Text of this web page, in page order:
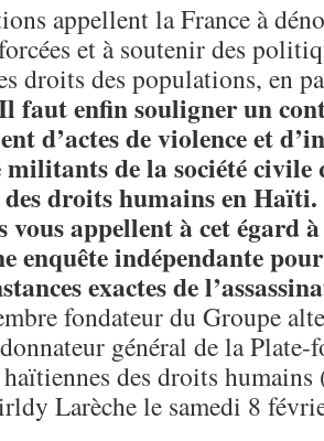
appellent la France à
et à soutenir des
droits des populations, en
faut enfin souligner un
d’actes de violence et
militants de la société
droits humains en Haïti.
vous appellent à cet égard
enquête indépendante
exactes de
fondateur du Groupe
général de la Plate-
des droits
Larèche le samedi 8